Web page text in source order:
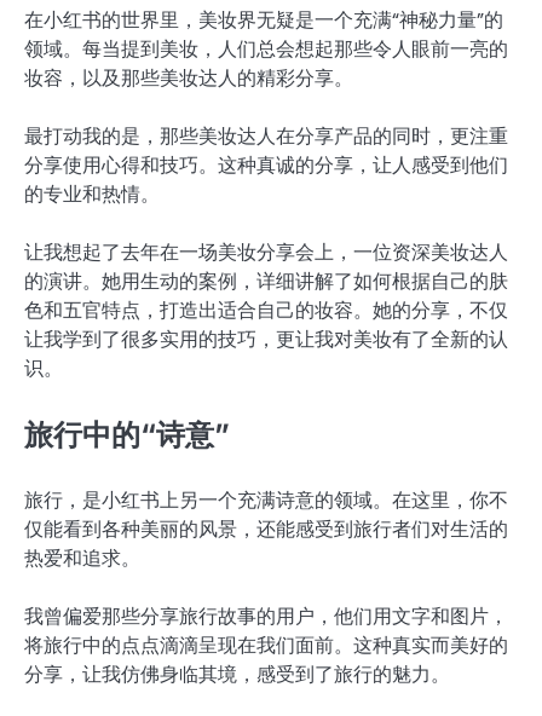
在小红书的世界里，美妆界无疑是一个充满“神秘力量”的
领域。每当提到美妆，人们总会想起那些令人眼前一亮的
妆容，以及那些美妆达人的精彩分享。
最打动我的是，那些美妆达人在分享产品的同时，更注重
分享使用心得和技巧。这种真诚的分享，让人感受到他们
的专业和热情。
让我想起了去年在一场美妆分享会上，一位资深美妆达人
的演讲。她用生动的案例，详细讲解了如何根据自己的肤
色和五官特点，打造出适合自己的妆容。她的分享，不仅
让我学到了很多实用的技巧，更让我对美妆有了全新的认
识。
旅行中的“诗意”
旅行，是小红书上另一个充满诗意的领域。在这里，你不
仅能看到各种美丽的风景，还能感受到旅行者们对生活的
热爱和追求。
我曾偏爱那些分享旅行故事的用户，他们用文字和图片，
将旅行中的点点滴滴呈现在我们面前。这种真实而美好的
分享，让我仿佛身临其境，感受到了旅行的魅力。